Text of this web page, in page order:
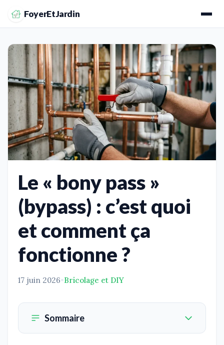
FoyerEtJardin
Le « bony pass »
(bypass) : c’est quoi
et comment ça
fonctionne ?
17 juin 2026•Bricolage et DIY
Sommaire